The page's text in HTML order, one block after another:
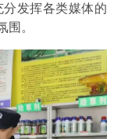
发挥各类媒体的
围。